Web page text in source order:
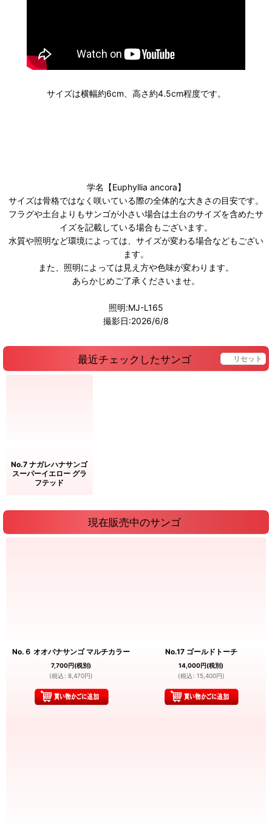
サイズは横幅約6cm、高さ約4.5cm程度です。
学名【Euphyllia ancora】
サイズは骨格ではなく咲いている際の全体的な大きさの目安です。
フラグや土台よりもサンゴが小さい場合は土台のサイズを含めたサ
イズを記載している場合もございます。
水質や照明など環境によっては、サイズが変わる場合などもござい
ます。
また、照明によっては見え方や色味が変わります。
あらかじめご了承くださいませ。
照明:MJ-L165
撮影日:2026/6/8
最近チェックしたサンゴ リセット
No.7 ナガレハナサンゴ
スーパーイエロー グラ
フテッド
現在販売中のサンゴ
No.６ オオバナサンゴ マルチカラー
7,700円(税別)
(税込 : 8,470円)
No.17 ゴールドトーチ
14,000円(税別)
(税込 : 15,400円)